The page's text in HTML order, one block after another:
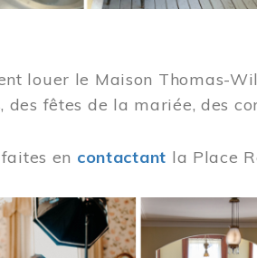
louer le Maison Thomas-
des fêtes de la mariée, des
en contactant la Place